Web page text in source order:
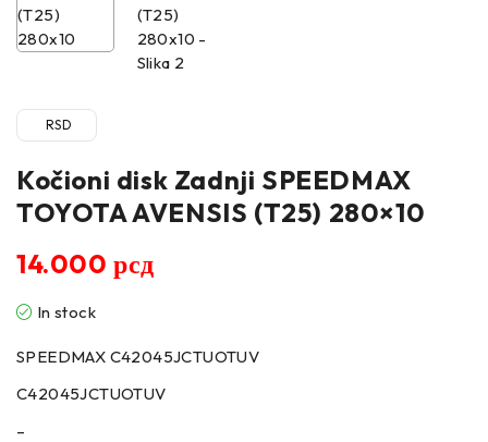
RSD
Kočioni disk Zadnji SPEEDMAX
TOYOTA AVENSIS (T25) 280×10
14.000рсд
In stock
SPEEDMAX C42045JCTUOTUV
C42045JCTUOTUV
–